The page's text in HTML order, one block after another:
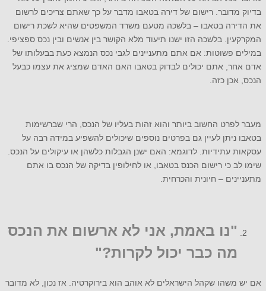
בדיוק מדובר. רישום של דירה בטאבו מדבר על כך שאתם צריכים לרשום
את הדירה בטאבו – בלשכה מטעם משרד המשפטים שהיא לשכת רישום
המקרקעין. בלשכה הזו ישנו תיעוד מלא הקושר בין אנשים ובין נכס ספציפי.
במילים פשוטות: אם אתם מתעניינים לגבי נכס הנמצא כעת בבעלותו של
אדם אחר, אתם יכולים לבדוק בטאבו האם האדם שמציג את עצמו כבעל
הנכס, אכן כזה.
מעבר לפרט החשוב ביותר והוא זהות בעליו של הנכס, הרי שברשימות
בטאבו ניתן לעיין גם בפרטים נוספים שיכולים להשפיע במידה רבה על
עסקאות עתידיות. לדוגמא: האם ישנן הגבלות כלשהן או עיקולים על הנכס.
שימו לב כי רישום הכנס בטאבו, או לחילופין בדיקה של הנכס בו אתם
מתעניינים – חיונית והכרחית.
"נו באמת, אני לא ארשום את הנכס
מה כבר יכול לקרות?"
אם יש משהו שקהל הישראלים לא אוהב הוא בירוקרטיה. אז נכון, לא מדובר